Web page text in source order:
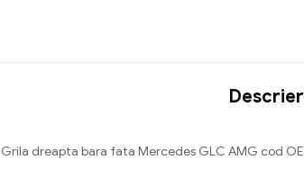
Grila dreapta bara fata Mercedes GLC AMG cod OE